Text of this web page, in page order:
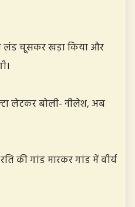
लंड चूसकर खड़ा किया और
लेटकर बोली- नीलेश, अब
की गांड मारकर गांड में वीर्य